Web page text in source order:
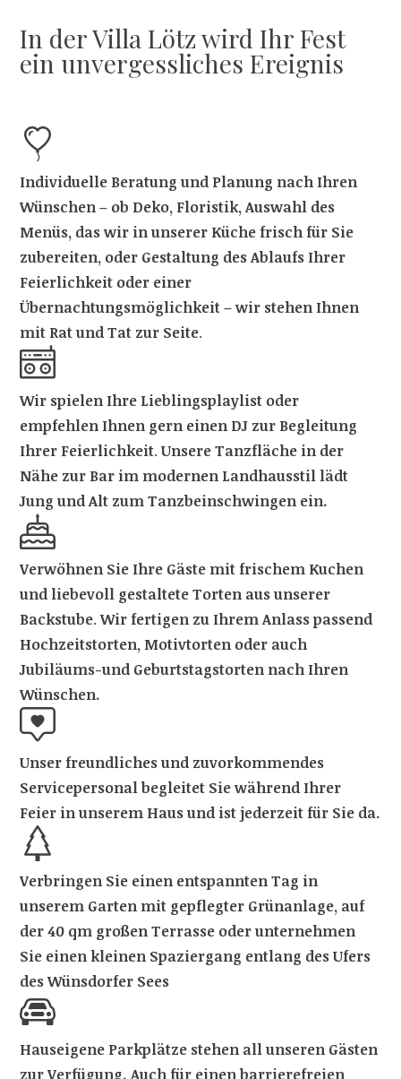
In der Villa Lötz wird Ihr Fest
ein unvergessliches Ereignis
Individuelle Beratung und Planung nach Ihren
Wünschen – ob Deko, Floristik, Auswahl des
Menüs, das wir in unserer Küche frisch für Sie
zubereiten, oder Gestaltung des Ablaufs Ihrer
Feierlichkeit oder einer
Übernachtungsmöglichkeit – wir stehen Ihnen
mit Rat und Tat zur Seite.
Wir spielen Ihre Lieblingsplaylist oder
empfehlen Ihnen gern einen DJ zur Begleitung
Ihrer Feierlichkeit.Unsere Tanzfläche in der
Nähe zur Bar im modernen Landhausstil lädt
Jung und Alt zum Tanzbeinschwingen ein.
Verwöhnen Sie Ihre Gäste mit frischem Kuchen
und liebevoll gestaltete Torten aus unserer
Backstube.Wir fertigen zu Ihrem Anlass passend
Hochzeitstorten, Motivtorten oder auch
Jubiläums-und Geburtstagstorten nach Ihren
Wünschen.
Unser freundliches und zuvorkommendes
Servicepersonal begleitet Sie während Ihrer
Feier in unserem Haus und ist jederzeit für Sie da.
Verbringen Sie einen entspannten Tag in
unserem Garten mit gepflegter Grünanlage, auf
der 40 qm großen Terrasse oder unternehmen
Sie einen kleinen Spaziergang entlang des Ufers
des Wünsdorfer Sees
Hauseigene Parkplätze stehen all unseren Gästen
zur Verfügung. Auch für einen barrierefreien